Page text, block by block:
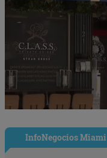
InfoNegocios Miami